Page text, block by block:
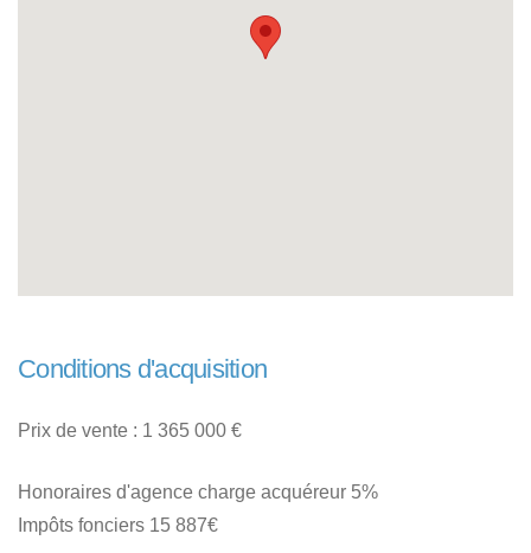
Conditions d'acquisition
Prix de vente : 1 365 000 €
Honoraires d'agence charge acquéreur 5%
Impôts fonciers 15 887€